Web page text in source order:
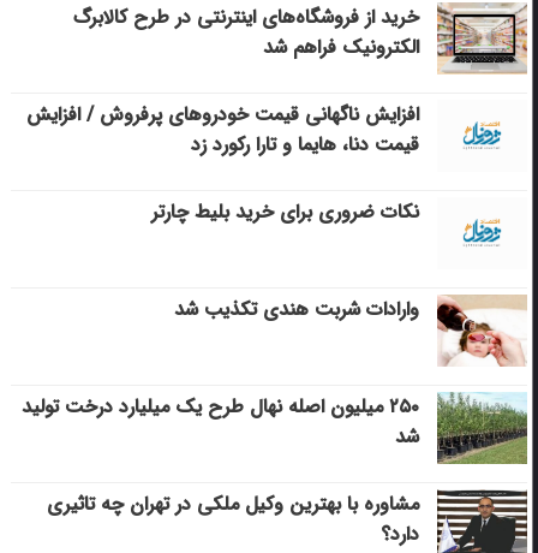
خرید از فروشگاه‌های اینترنتی در طرح کالابرگ
الکترونیک فراهم شد
افزایش ناگهانی قیمت خودروهای پرفروش / افزایش
قیمت دنا، هایما و تارا رکورد زد
نکات ضروری برای خرید بلیط چارتر
وارادات شربت هندی تکذیب شد
۲۵۰ میلیون اصله نهال طرح یک میلیارد درخت تولید
شد
مشاوره با بهترین وکیل ملکی در تهران چه تاثیری
دارد؟